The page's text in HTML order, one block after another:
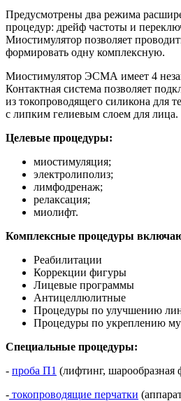
Предусмотрены два режима
процедур: дрейф частоты и
Миостимулятор позволяет
формировать одну комплексную.
Миостимулятор ЭСМА имеет 4
Контактная система позволяет
из токопроводящего силикона для
с липким гелиевым слоем для лица.
Целевые процедуры:
миостимуляция;
электролиполиз;
лимфодренаж;
релаксация;
миолифт.
Комплексные процедуры
Реабилитации
Коррекции фигуры
Лицевые программы
Антицеллюлитные
Процедуры по улучшению
Процедуры по укреплению
Специальные процедуры:
- проба П1 (лифтинг, шарообразная
- токопроводящие перчатки